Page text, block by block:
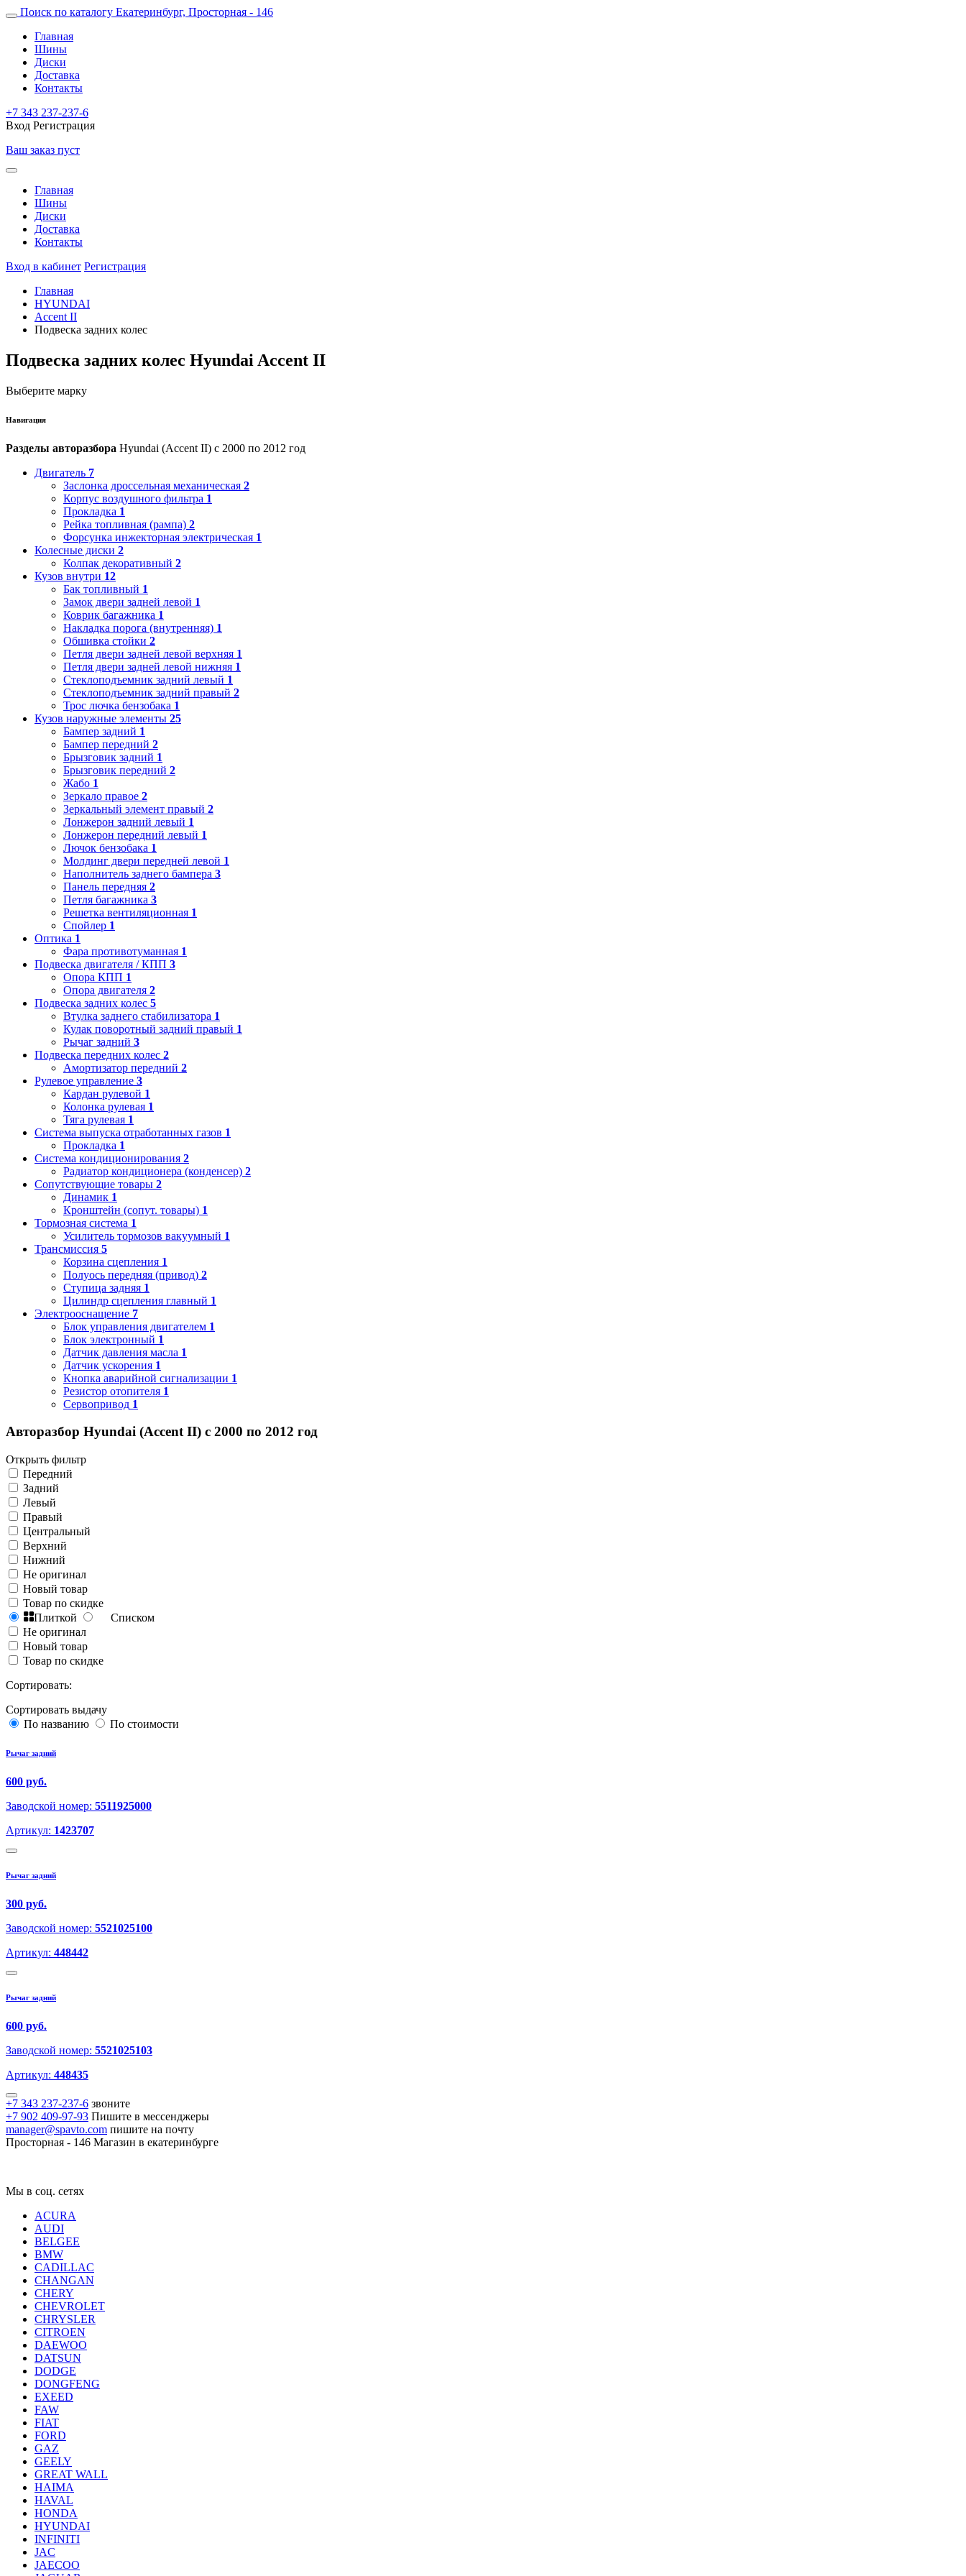
Поиск по каталогу Екатеринбург, Просторная - 146
Главная
Шины
Диски
Доставка
Контакты
+7 343 237-237-6
Вход Регистрация
Ваш заказ пуст
Главная
Шины
Диски
Доставка
Контакты
Вход в кабинет Регистрация
Главная
HYUNDAI
Accent II
Подвеска задних колес
Подвеска задних колес Hyundai Accent II
Выберите марку
Навигация
Разделы авторазбора Hyundai (Accent II) с 2000 по 2012 год
Двигатель 7
Заслонка дроссельная механическая 2
Корпус воздушного фильтра 1
Прокладка 1
Рейка топливная (рампа) 2
Форсунка инжекторная электрическая 1
Колесные диски 2
Колпак декоративный 2
Кузов внутри 12
Бак топливный 1
Замок двери задней левой 1
Коврик багажника 1
Накладка порога (внутренняя) 1
Обшивка стойки 2
Петля двери задней левой верхняя 1
Петля двери задней левой нижняя 1
Стеклоподъемник задний левый 1
Стеклоподъемник задний правый 2
Трос лючка бензобака 1
Кузов наружные элементы 25
Бампер задний 1
Бампер передний 2
Брызговик задний 1
Брызговик передний 2
Жабо 1
Зеркало правое 2
Зеркальный элемент правый 2
Лонжерон задний левый 1
Лонжерон передний левый 1
Лючок бензобака 1
Молдинг двери передней левой 1
Наполнитель заднего бампера 3
Панель передняя 2
Петля багажника 3
Решетка вентиляционная 1
Спойлер 1
Оптика 1
Фара противотуманная 1
Подвеска двигателя / КПП 3
Опора КПП 1
Опора двигателя 2
Подвеска задних колес 5
Втулка заднего стабилизатора 1
Кулак поворотный задний правый 1
Рычаг задний 3
Подвеска передних колес 2
Амортизатор передний 2
Рулевое управление 3
Кардан рулевой 1
Колонка рулевая 1
Тяга рулевая 1
Система выпуска отработанных газов 1
Прокладка 1
Система кондиционирования 2
Радиатор кондиционера (конденсер) 2
Сопутствующие товары 2
Динамик 1
Кронштейн (сопут. товары) 1
Тормозная система 1
Усилитель тормозов вакуумный 1
Трансмиссия 5
Корзина сцепления 1
Полуось передняя (привод) 2
Ступица задняя 1
Цилиндр сцепления главный 1
Электрооснащение 7
Блок управления двигателем 1
Блок электронный 1
Датчик давления масла 1
Датчик ускорения 1
Кнопка аварийной сигнализации 1
Резистор отопителя 1
Сервопривод 1
Авторазбор Hyundai (Accent II) с 2000 по 2012 год
Открыть фильтр
Передний
Задний
Левый
Правый
Центральный
Верхний
Нижний
Не оригинал
Новый товар
Товар по скидке
Плиткой
Списком
Не оригинал
Новый товар
Товар по скидке
Сортировать:
Сортировать выдачу
По названию
По стоимости
Рычаг задний
600 руб.
Заводской номер: 5511925000
Артикул: 1423707
Рычаг задний
300 руб.
Заводской номер: 5521025100
Артикул: 448442
Рычаг задний
600 руб.
Заводской номер: 5521025103
Артикул: 448435
+7 343 237-237-6 звоните
+7 902 409-97-93 Пишите в мессенджеры
manager@spavto.com пишите на почту
Просторная - 146 Магазин в екатеринбурге
Мы в соц. сетях
ACURA
AUDI
BELGEE
BMW
CADILLAC
CHANGAN
CHERY
CHEVROLET
CHRYSLER
CITROEN
DAEWOO
DATSUN
DODGE
DONGFENG
EXEED
FAW
FIAT
FORD
GAZ
GEELY
GREAT WALL
HAIMA
HAVAL
HONDA
HYUNDAI
INFINITI
JAC
JAECOO